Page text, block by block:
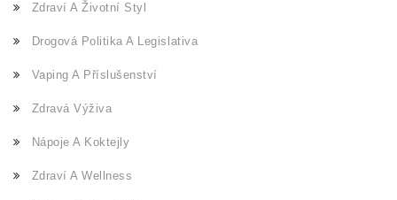
Zdraví A Životní Styl
Drogová Politika A Legislativa
Vaping A Příslušenství
Zdravá Výživa
Nápoje A Koktejly
Zdraví A Wellness